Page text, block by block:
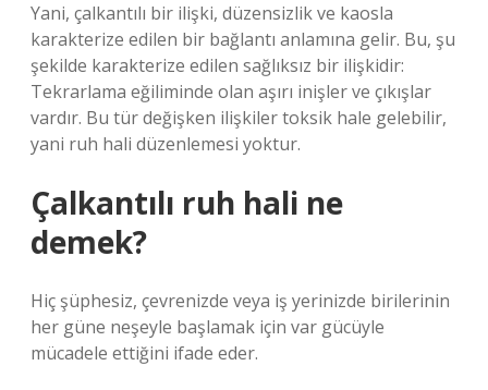
Yani, çalkantılı bir ilişki, düzensizlik ve kaosla
karakterize edilen bir bağlantı anlamına gelir. Bu, şu
şekilde karakterize edilen sağlıksız bir ilişkidir:
Tekrarlama eğiliminde olan aşırı inişler ve çıkışlar
vardır. Bu tür değişken ilişkiler toksik hale gelebilir,
yani ruh hali düzenlemesi yoktur.
Çalkantılı ruh hali ne
demek?
Hiç şüphesiz, çevrenizde veya iş yerinizde birilerinin
her güne neşeyle başlamak için var gücüyle
mücadele ettiğini ifade eder.